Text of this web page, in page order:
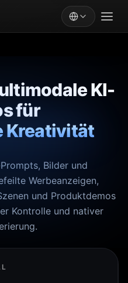
KI-
für
Kreativität
Bilder und
Werbeanzeigen,
und Produktdemos
Kontrolle und nativer